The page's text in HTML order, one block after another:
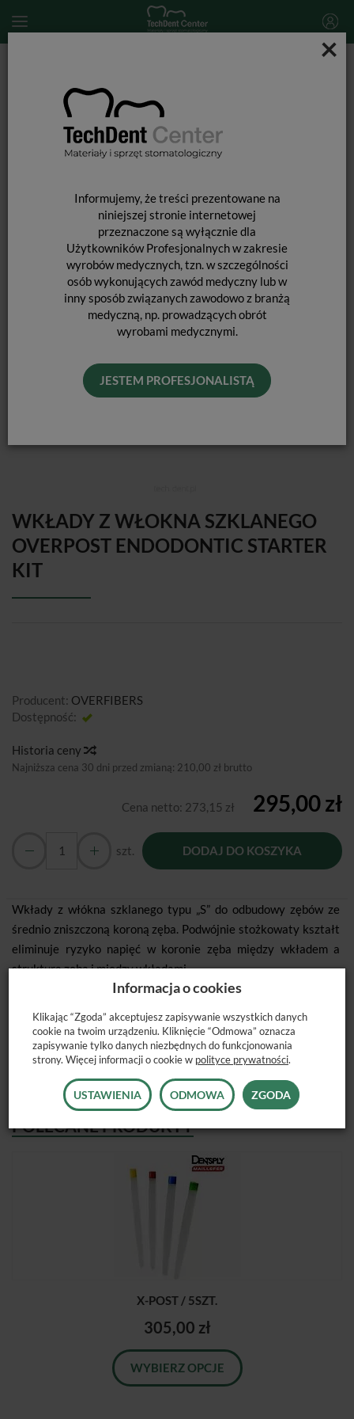
×
Informujemy, że treści prezentowane na
niniejszej stronie internetowej
przeznaczone są wyłącznie dla
Użytkowników Profesjonalnych w zakresie
wyrobów medycznych, tzn. w szczególności
osób wykonujących zawód medyczny lub w
inny sposób związanych zawodowo z branżą
medyczną, np. prowadzących obrót
wyrobami medycznymi.
JESTEM PROFESJONALISTĄ
OKOŁOMIAZGOWE
Wkłady koronowo-korzeniowe
Wkłady z włokna szklanego OverPost Endodontic Starter Kit
WKŁADY Z WŁOKNA SZKLANEGO
OVERPOST ENDODONTIC STARTER
KIT
Producent: OVERFIBERS
Dostępność:
Historia ceny
Najniższa cena 30 dni przed zmianą: 210,00 zł brutto
Cena netto: 273,15 zł 295,00 zł
szt. DODAJ DO KOSZYKA
Wkłady z włókna szklanego typu „S” do odbudowy zębów ze
średnio zniszczoną koroną zęba. Podwójnie stożkowaty kształt
eliminuje ryzyko napięć w koronie zęba między wkładem a
strukturą zęba i między wkładami.
Dostępne opakowanie: 3 x 3 szt.(rozmiar 1/2/3) + 3 wiertła
POLECANE PRODUKTY
X-POST / 5SZT.
305,00 zł
WYBIERZ OPCJE
Informacja o cookies
Klikając “Zgoda” akceptujesz zapisywanie wszystkich danych
cookie na twoim urządzeniu. Kliknięcie “Odmowa” oznacza
zapisywanie tylko danych niezbędnych do funkcjonowania
strony. Więcej informacji o cookie w polityce prywatności.
USTAWIENIA ODMOWA ZGODA